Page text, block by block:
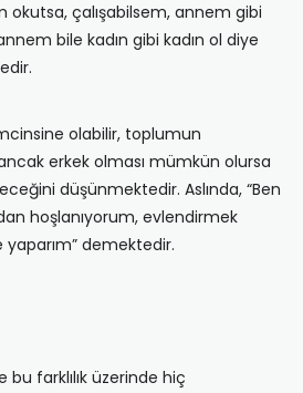
okutsa, çalışabilsem, annem gibi
bile kadın gibi kadın ol diye
olabilir, toplumun
erkek olması mümkün olursa
düşünmektedir. Aslında, “Ben
hoşlanıyorum, evlendirmek
demektedir.
bu farklılık üzerinde hiç